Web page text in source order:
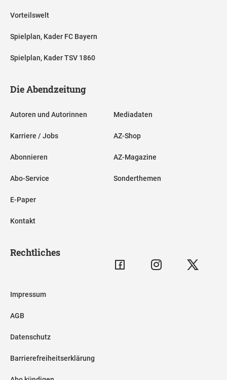
Vorteilswelt
Spielplan, Kader FC Bayern
Spielplan, Kader TSV 1860
Die Abendzeitung
Autoren und Autorinnen
Karriere / Jobs
Abonnieren
Abo-Service
E-Paper
Kontakt
Mediadaten
AZ-Shop
AZ-Magazine
Sonderthemen
Rechtliches
Impressum
AGB
Datenschutz
Barrierefreiheitserklärung